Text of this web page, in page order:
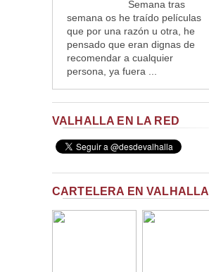
Semana tras
semana os he traído películas
que por una razón u otra, he
pensado que eran dignas de
recomendar a cualquier
persona, ya fuera ...
VALHALLA EN LA RED
CARTELERA EN VALHALLA